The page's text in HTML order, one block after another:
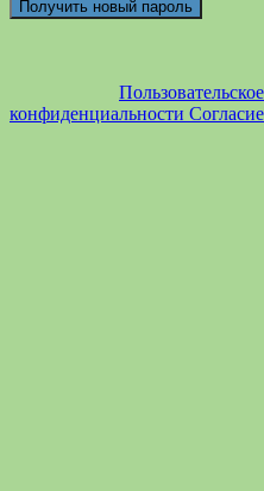
конфиденциальности